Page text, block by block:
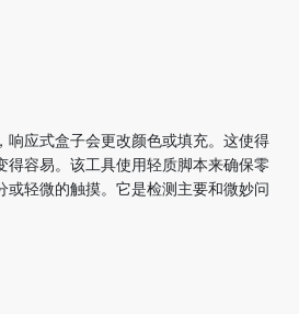
响应式盒子会更改颜色或填充。这使得
得容易。该工具使用轻质脚本来确保零
或轻微的触摸。它是检测主要和微妙问